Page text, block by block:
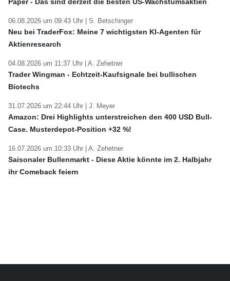
06.08.2026 um 09:43 Uhr | S. Betschinger
Neu bei TraderFox: Meine 7 wichtigsten KI-Agenten für
Aktienresearch
04.08.2026 um 11:37 Uhr | A. Zehetner
Trader Wingman - Echtzeit-Kaufsignale bei bullischen
Biotechs
31.07.2026 um 22:44 Uhr | J. Meyer
Amazon: Drei Highlights unterstreichen den 400 USD Bull-
Case. Musterdepot-Position +32 %!
16.07.2026 um 10:33 Uhr | A. Zehetner
Saisonaler Bullenmarkt - Diese Aktie könnte im 2. Halbjahr
ihr Comeback feiern